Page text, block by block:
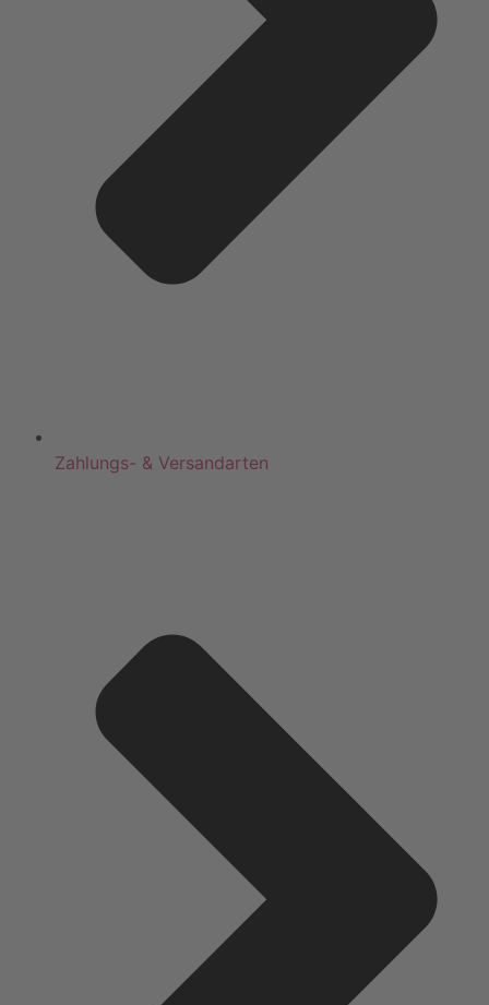
Zahlungs- & Versandarten